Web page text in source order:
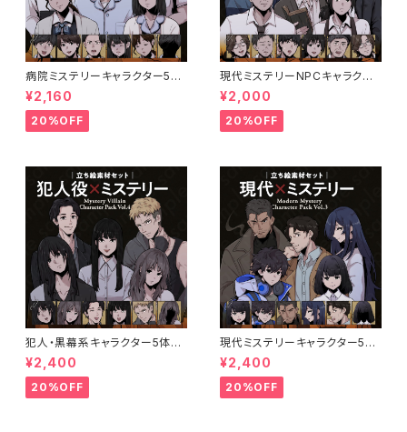
病院ミステリーキャラクター5体
セットの立ち絵素材｜医師・看護
師・患者・受付
¥2,160
20%OFF
現代ミステリーNPCキャラクタ
ー5体セット｜店員・運転手・情
報屋・TRPG向け立ち絵素材
¥2,000
20%OFF
犯人・黒幕系キャラクター5体セ
ットの立ち絵素材｜ペン画調・ミ
ステリー向け｜不良・ヤンデレ・
優等生など
¥2,400
20%OFF
現代ミステリーキャラクター5体
セットの立ち絵素材｜ペン画調・
ミステリー・事件系向け｜探偵・
刑事・エンジニアなど
¥2,400
20%OFF